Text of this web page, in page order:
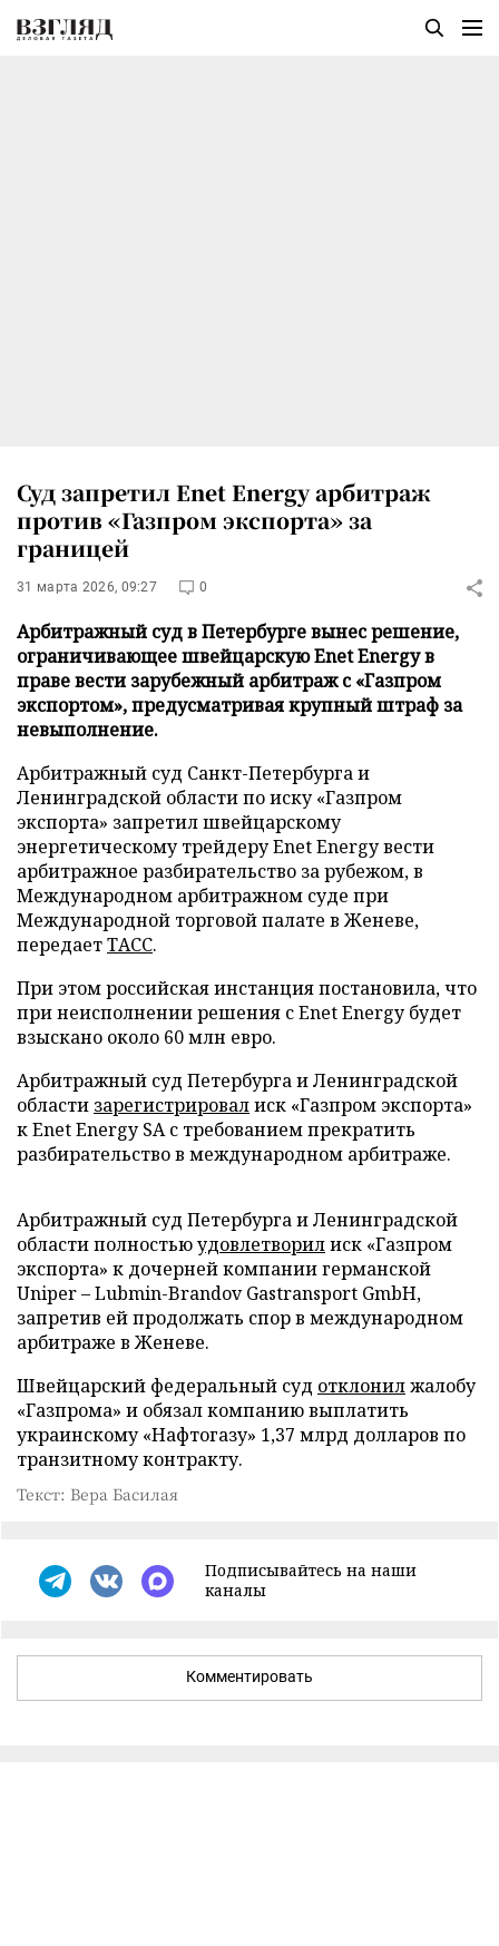
Суд запретил Enet Energy арбитраж
против «Газпром экспорта» за
границей
31 марта 2026, 09:27 0
Арбитражный суд в Петербурге вынес решение,
ограничивающее швейцарскую Enet Energy в
праве вести зарубежный арбитраж с «Газпром
экспортом», предусматривая крупный штраф за
невыполнение.
Арбитражный суд Санкт-Петербурга и
Ленинградской области по иску «Газпром
экспорта» запретил швейцарскому
энергетическому трейдеру Enet Energy вести
арбитражное разбирательство за рубежом, в
Международном арбитражном суде при
Международной торговой палате в Женеве,
передаетТАСС.
При этом российская инстанция постановила, что
при неисполнении решения с Enet Energy будет
взыскано около 60 млн евро.
Арбитражный суд Петербурга и Ленинградской
области зарегистрировалиск «Газпром экспорта»
к Enet Energy SA с требованием прекратить
разбирательство в международном арбитраже.
Арбитражный суд Петербурга и Ленинградской
области полностьюудовлетворилиск «Газпром
экспорта» к дочерней компании германской
Uniper – Lubmin-Brandov Gastransport GmbH,
запретив ей продолжать спор в международном
арбитраже в Женеве.
Швейцарский федеральный суд отклонилжалобу
«Газпрома» и обязал компанию выплатить
украинскому «Нафтогазу» 1,37 млрд долларов по
транзитному контракту.
Текст: Вера Басилая
Подписывайтесь на наши
каналы
Комментировать